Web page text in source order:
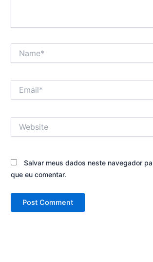
Salvar meus dados neste navegador
que eu comentar.